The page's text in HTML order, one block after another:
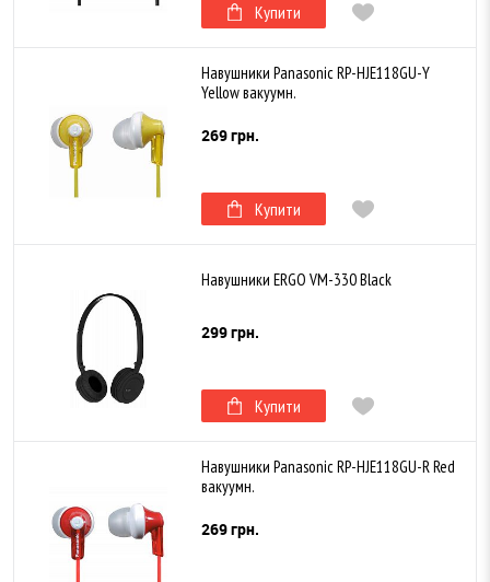
Купити
Навушники Panasonic RP-HJE118GU-Y
Yellow вакуумн.
269 грн.
Купити
Навушники ERGO VM-330 Black
299 грн.
Купити
Навушники Panasonic RP-HJE118GU-R Red
вакуумн.
269 грн.